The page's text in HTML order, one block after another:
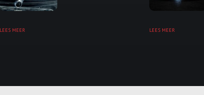
LEES MEER LEES MEER